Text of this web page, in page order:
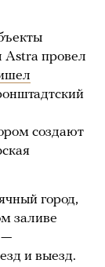
Astra провел
создают
город,
заливе
—
и выезд.